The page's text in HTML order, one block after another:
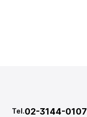
Tel.02-3144-0107